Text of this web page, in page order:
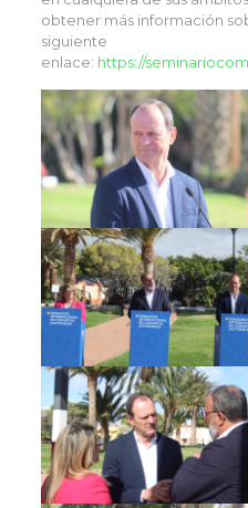
obtener más información
siguiente
enlace: https://